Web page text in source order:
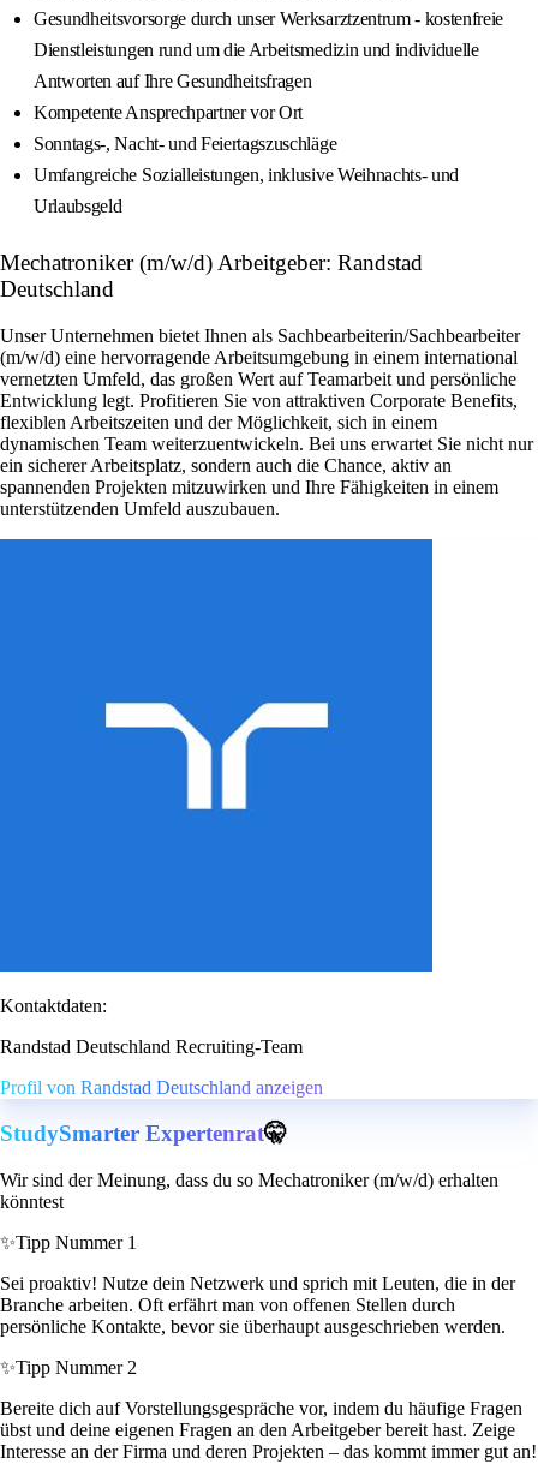
Gesundheitsvorsorge durch unser Werksarztzentrum - kostenfreie
Dienstleistungen rund um die Arbeitsmedizin und individuelle
Antworten auf Ihre Gesundheitsfragen
Kompetente Ansprechpartner vor Ort
Sonntags-, Nacht- und Feiertagszuschläge
Umfangreiche Sozialleistungen, inklusive Weihnachts- und
Urlaubsgeld
Mechatroniker (m/w/d) Arbeitgeber: Randstad
Deutschland
Unser Unternehmen bietet Ihnen als Sachbearbeiterin/Sachbearbeiter
(m/w/d) eine hervorragende Arbeitsumgebung in einem international
vernetzten Umfeld, das großen Wert auf Teamarbeit und persönliche
Entwicklung legt. Profitieren Sie von attraktiven Corporate Benefits,
flexiblen Arbeitszeiten und der Möglichkeit, sich in einem
dynamischen Team weiterzuentwickeln. Bei uns erwartet Sie nicht nur
ein sicherer Arbeitsplatz, sondern auch die Chance, aktiv an
spannenden Projekten mitzuwirken und Ihre Fähigkeiten in einem
unterstützenden Umfeld auszubauen.
Kontaktdaten:
Randstad Deutschland Recruiting-Team
Profil von Randstad Deutschland anzeigen
StudySmarter Expertenrat🤫
Wir sind der Meinung, dass du so Mechatroniker (m/w/d) erhalten
könntest
✨Tipp Nummer 1
Sei proaktiv! Nutze dein Netzwerk und sprich mit Leuten, die in der
Branche arbeiten. Oft erfährt man von offenen Stellen durch
persönliche Kontakte, bevor sie überhaupt ausgeschrieben werden.
✨Tipp Nummer 2
Bereite dich auf Vorstellungsgespräche vor, indem du häufige Fragen
übst und deine eigenen Fragen an den Arbeitgeber bereit hast. Zeige
Interesse an der Firma und deren Projekten – das kommt immer gut an!